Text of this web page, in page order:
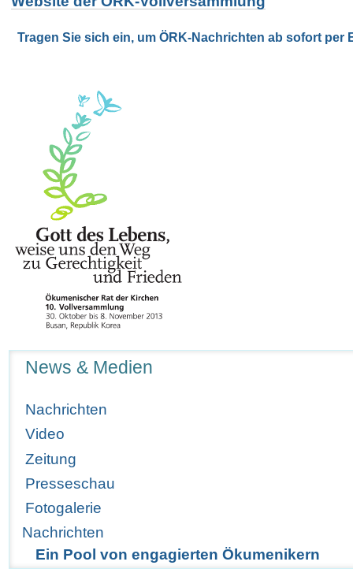
Tragen Sie sich ein, um ÖRK-Nachrichten ab sofort per
News & Medien
Nachrichten
Video
Zeitung
Presseschau
Fotogalerie
Nachrichten
Ein Pool von engagierten Ökumenikern